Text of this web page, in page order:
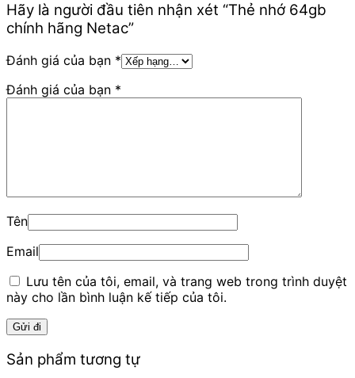
Hãy là người đầu tiên nhận xét “Thẻ nhớ 64gb
chính hãng Netac”
Đánh giá của bạn *
Đánh giá của bạn *
Tên
Email
Lưu tên của tôi, email, và trang web trong trình duyệt
này cho lần bình luận kế tiếp của tôi.
Sản phẩm tương tự